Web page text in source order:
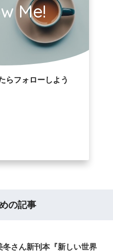
Me!
らフォローしよう
の記事
冬さん新刊本『新しい世界